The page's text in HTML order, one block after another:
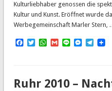
Kulturliebhaber genossen die
Kultur und Kunst. Eröffnet wurde
Werbegemeinschaft Marler Stern,
Facebook
TwitterWhatsApp
Gmail
Line
Ruhr 2010 –